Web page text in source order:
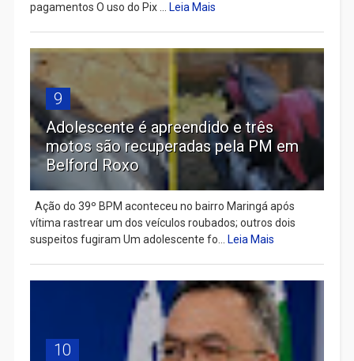
pagamentos O uso do Pix ... Leia Mais
9
Adolescente é apreendido e três
motos são recuperadas pela PM em
Belford Roxo
Ação do 39º BPM aconteceu no bairro Maringá após
vítima rastrear um dos veículos roubados; outros dois
suspeitos fugiram Um adolescente fo... Leia Mais
10